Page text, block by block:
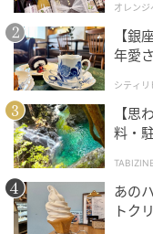
出典：リビング大阪Web
お酒のアテに、チ
インはボトルもあ
オレン
【
年愛
シティリ
【思
料・
TABIZINE
あの
トク